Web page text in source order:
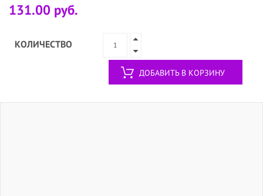
131.00 руб.
КОЛИЧЕСТВО
ДОБАВИТЬ В КОРЗИНУ